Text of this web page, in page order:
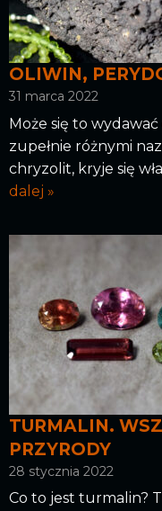
OLIWIN,
31 marca 2022
Może się to
zupełnie różnymi
chryzolit, kryje się
dalej »
TURMALIN.
PRZYRODY
28 stycznia 2022
Co to jest turmalin?